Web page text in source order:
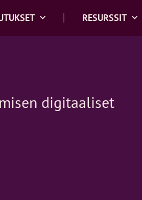
RESURSSIT
digitaaliset